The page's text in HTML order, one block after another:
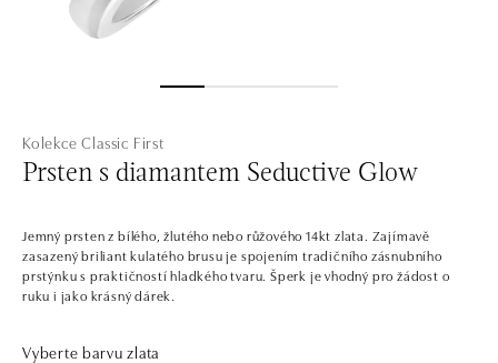
Kolekce Classic First
Prsten s diamantem Seductive Glow
Jemný prsten z bílého, žlutého nebo růžového 14kt zlata. Zajímavě
zasazený briliant kulatého brusu je spojením tradičního zásnubního
prstýnku s praktičností hladkého tvaru. Šperk je vhodný pro žádost o
ruku i jako krásný dárek.
Vyberte barvu zlata